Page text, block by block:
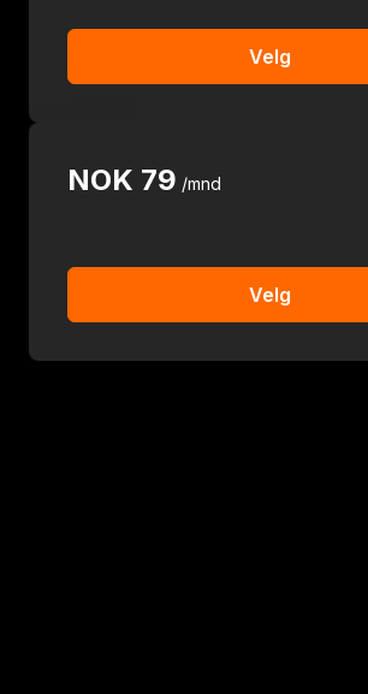
Velg
NOK 79 /mnd
Velg